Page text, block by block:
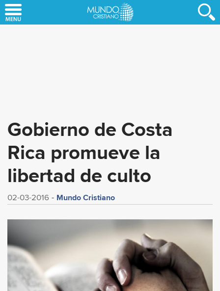
to
Gobierno de Costa
Rica promueve la
libertad de culto
02-03-2016 Mundo Cristiano